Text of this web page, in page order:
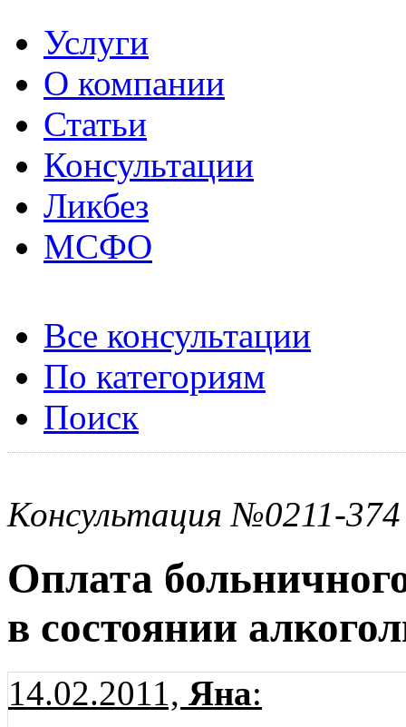
Услуги
О компании
Статьи
Консультации
Ликбез
МСФО
Все консультации
По категориям
Поиск
Консультация №0211-374
Оплата
в состоянии
14.02.2011, Яна: